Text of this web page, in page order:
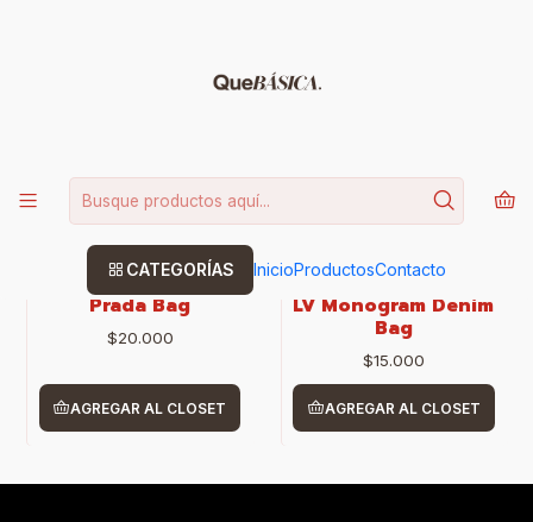
CATEGORÍAS InicioProductosContacto
Inicio CURADAS
FILTROS
Prada replica
Prada Bag
$20.000
AGREGAR AL CLOSET
|
LV Monogram Denim
Bag
$15.000
AGREGAR AL CLOSET